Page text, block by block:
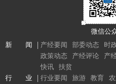
微信公
新 闻
产经要闻 部委动态 时
政策动态
产经评论 产
快讯
扶贫
行 业
行业要闻 旅游 教育